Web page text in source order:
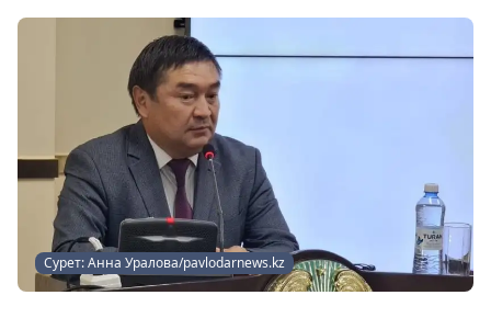
Сурет: Анна Уралова/pavlodarnews.kz